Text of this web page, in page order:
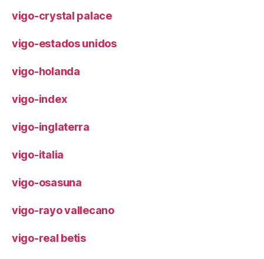
vigo-crystal palace
vigo-estados unidos
vigo-holanda
vigo-index
vigo-inglaterra
vigo-italia
vigo-osasuna
vigo-rayo vallecano
vigo-real betis